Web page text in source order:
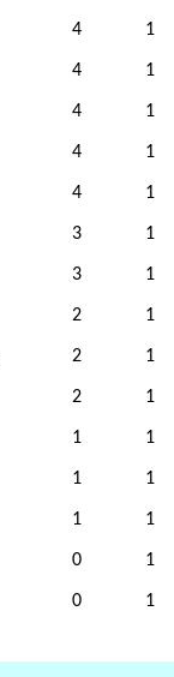
4 1
4 1
4 1
4 1
4 1
3 1
3 1
2 1
2 1
2 1
1 1
1 1
1 1
0 1
0 1